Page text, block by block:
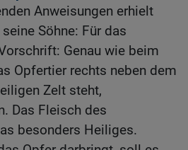
Anweisungen erhielt
Söhne: Für das
Genau wie beim
Opfertier rechts neben dem
Zelt steht,
Das Fleisch des
besonders Heiliges.